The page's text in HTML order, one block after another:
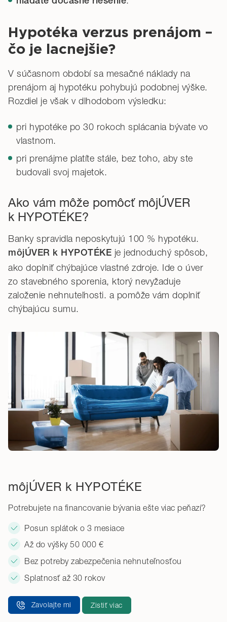
Hypotéka verzus prenájom –
čo je lacnejšie?
V súčasnom období sa mesačné náklady na
prenájom aj hypotéku pohybujú podobnej výške.
Rozdiel je však v dlhodobom výsledku:
pri hypotéke po 30 rokoch splácania bývate vo
vlastnom.
pri prenájme platíte stále, bez toho, aby ste
budovali svoj majetok.
Ako vám môže pomôcť môjÚVER
k HYPOTÉKE?
Banky spravidla neposkytujú 100 % hypotéku.
môjÚVER k HYPOTÉKE je jednoduchý spôsob,
ako doplniť chýbajúce vlastné zdroje. Ide o úver
zo stavebného sporenia, ktorý nevyžaduje
založenie nehnuteľnosti. a pomôže vám doplniť
chýbajúcu sumu.
môjÚVER k HYPOTÉKE
Potrebujete na financovanie bývania ešte viac peňazí?
Posun splátok o 3 mesiace
Až do výšky 50 000 €
Bez potreby zabezpečenia nehnuteľnosťou
Splatnosť až 30 rokov
Zavolajte mi Zistiť viac